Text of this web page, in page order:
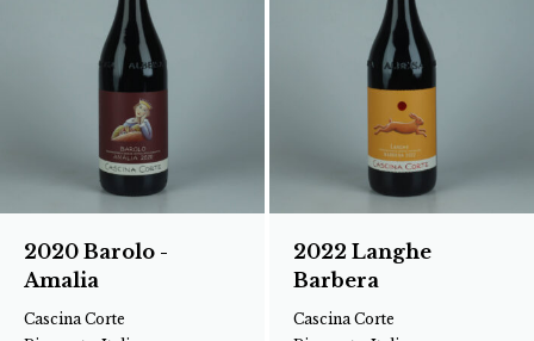
2020 Barolo -
Amalia
Cascina Corte
2022 Langhe
Barbera
Cascina Corte